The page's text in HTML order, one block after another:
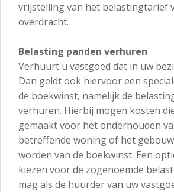
vrijstelling van het belastingtarief
overdracht.
Belasting panden verhuren
Verhuurt u vastgoed dat in uw
Dan geldt ook hiervoor een
de boekwinst, namelijk de
verhuren. Hierbij mogen kosten
gemaakt voor het onderhouden
betreffende woning of het
worden van de boekwinst. Een
kiezen voor de zogenoemde
mag als de huurder van uw